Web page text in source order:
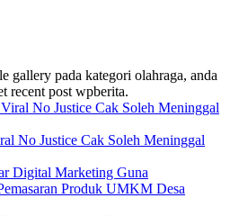
gallery pada kategori olahraga, anda
recent post wpberita.
No Justice Cak Soleh Meninggal